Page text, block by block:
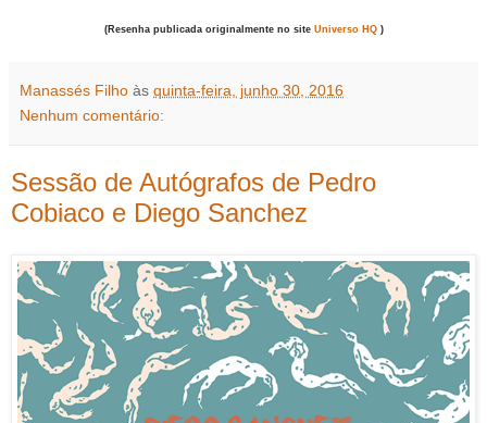
(Resenha publicada originalmente no site Universo HQ )
Manassés Filho às quinta-feira, junho 30, 2016
Nenhum comentário:
Sessão de Autógrafos de Pedro
Cobiaco e Diego Sanchez